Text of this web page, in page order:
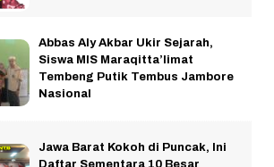
Abbas Aly Akbar Ukir Sejarah,
Siswa MIS Maraqitta’limat
Tembeng Putik Tembus Jambore
Nasional
Jawa Barat Kokoh di Puncak, Ini